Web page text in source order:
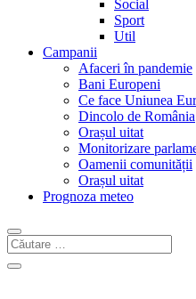
Social
Sport
Util
Campanii
Afaceri în pandemie
Bani Europeni
Ce face Uniunea
Dincolo de România
Orașul uitat
Monitorizare
Oamenii comunității
Orașul uitat
Prognoza meteo